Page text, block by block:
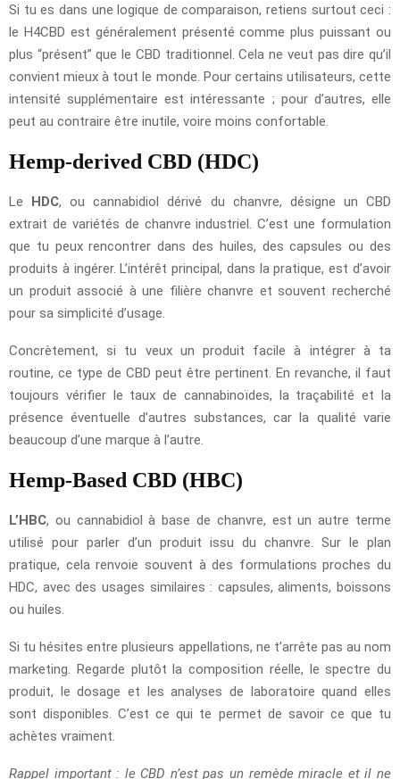
Si tu es dans une logique de comparaison, retiens surtout ceci :
le H4CBD est généralement présenté comme plus puissant ou
plus “présent” que le CBD traditionnel. Cela ne veut pas dire qu’il
convient mieux à tout le monde. Pour certains utilisateurs, cette
intensité supplémentaire est intéressante ; pour d’autres, elle
peut au contraire être inutile, voire moins confortable.
Hemp-derived CBD (HDC)
Le HDC, ou cannabidiol dérivé du chanvre, désigne un CBD
extrait de variétés de chanvre industriel. C’est une formulation
que tu peux rencontrer dans des huiles, des capsules ou des
produits à ingérer. L’intérêt principal, dans la pratique, est d’avoir
un produit associé à une filière chanvre et souvent recherché
pour sa simplicité d’usage.
Concrètement, si tu veux un produit facile à intégrer à ta
routine, ce type de CBD peut être pertinent. En revanche, il faut
toujours vérifier le taux de cannabinoïdes, la traçabilité et la
présence éventuelle d’autres substances, car la qualité varie
beaucoup d’une marque à l’autre.
Hemp-Based CBD (HBC)
L’HBC, ou cannabidiol à base de chanvre, est un autre terme
utilisé pour parler d’un produit issu du chanvre. Sur le plan
pratique, cela renvoie souvent à des formulations proches du
HDC, avec des usages similaires : capsules, aliments, boissons
ou huiles.
Si tu hésites entre plusieurs appellations, ne t’arrête pas au nom
marketing. Regarde plutôt la composition réelle, le spectre du
produit, le dosage et les analyses de laboratoire quand elles
sont disponibles. C’est ce qui te permet de savoir ce que tu
achètes vraiment.
Rappel important : le CBD n’est pas un remède miracle et il ne